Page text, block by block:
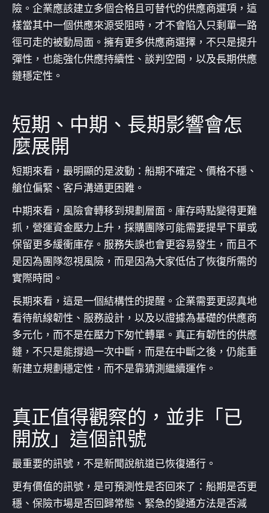
險。企業應該建立多個合格且可替代的供應商選項，這
樣當其中一個供應來源受阻時，才不會陷入只剩單一路
徑可走的被動局面。擁有更多供應商選擇，不只是提升
彈性，也能強化供應持續性、談判空間，以及長期供應
鏈穩定性。
短期、中期、長期影響會怎
麼展開
短期來看，最明顯的是波動：船期不確定、價格不穩、
艙位偏緊、客戶溝通更困難。
中期來看，風險會轉移到規劃層面。庫存時點變得更難
抓，營運資金壓力上升，採購團隊可能需要提早下單或
保留更多緩衝庫存。服務失誤也會更容易發生，而且不
是因為團隊忽視風險，而是因為大家低估了恢復所需的
實際時間。
長期來看，這是一個結構性的提醒。企業需要更認真地
看待航線韌性、服務設計，以及以證據為基礎的供應商
多元化，而不是在壓力下匆忙轉單。真正有韌性的供應
鏈，不只是能撐過一次中斷，而是在中斷之後，仍能重
新建立規劃穩定性，而不是靠猜測繼續運作。
真正值得觀察的，並非「已
開放」這個訊號
最重要的訊號，不是新聞說航道已恢復通行。
更有價值的訊號，是可預測性是否回來了：船期是否更
穩、保險市場是否回歸常態、緊急的變通方法是否減